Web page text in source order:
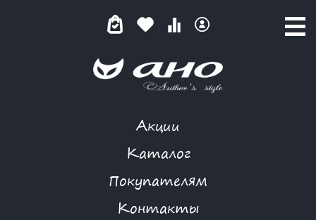
Акции
Каталог
Покупателям
Контакты
СОЛНЕЧНЫЙ ТЕНЕРИФЕ